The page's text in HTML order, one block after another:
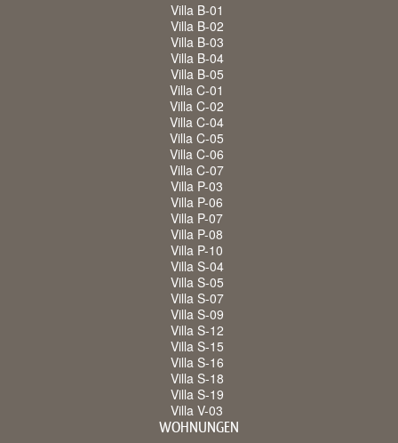
Villa B-01
Villa B-02
Villa B-03
Villa B-04
Villa B-05
Villa C-01
Villa C-02
Villa C-04
Villa C-05
Villa C-06
Villa C-07
Villa P-03
Villa P-06
Villa P-07
Villa P-08
Villa P-10
Villa S-04
Villa S-05
Villa S-07
Villa S-09
Villa S-12
Villa S-15
Villa S-16
Villa S-18
Villa S-19
Villa V-03
WOHNUNGEN